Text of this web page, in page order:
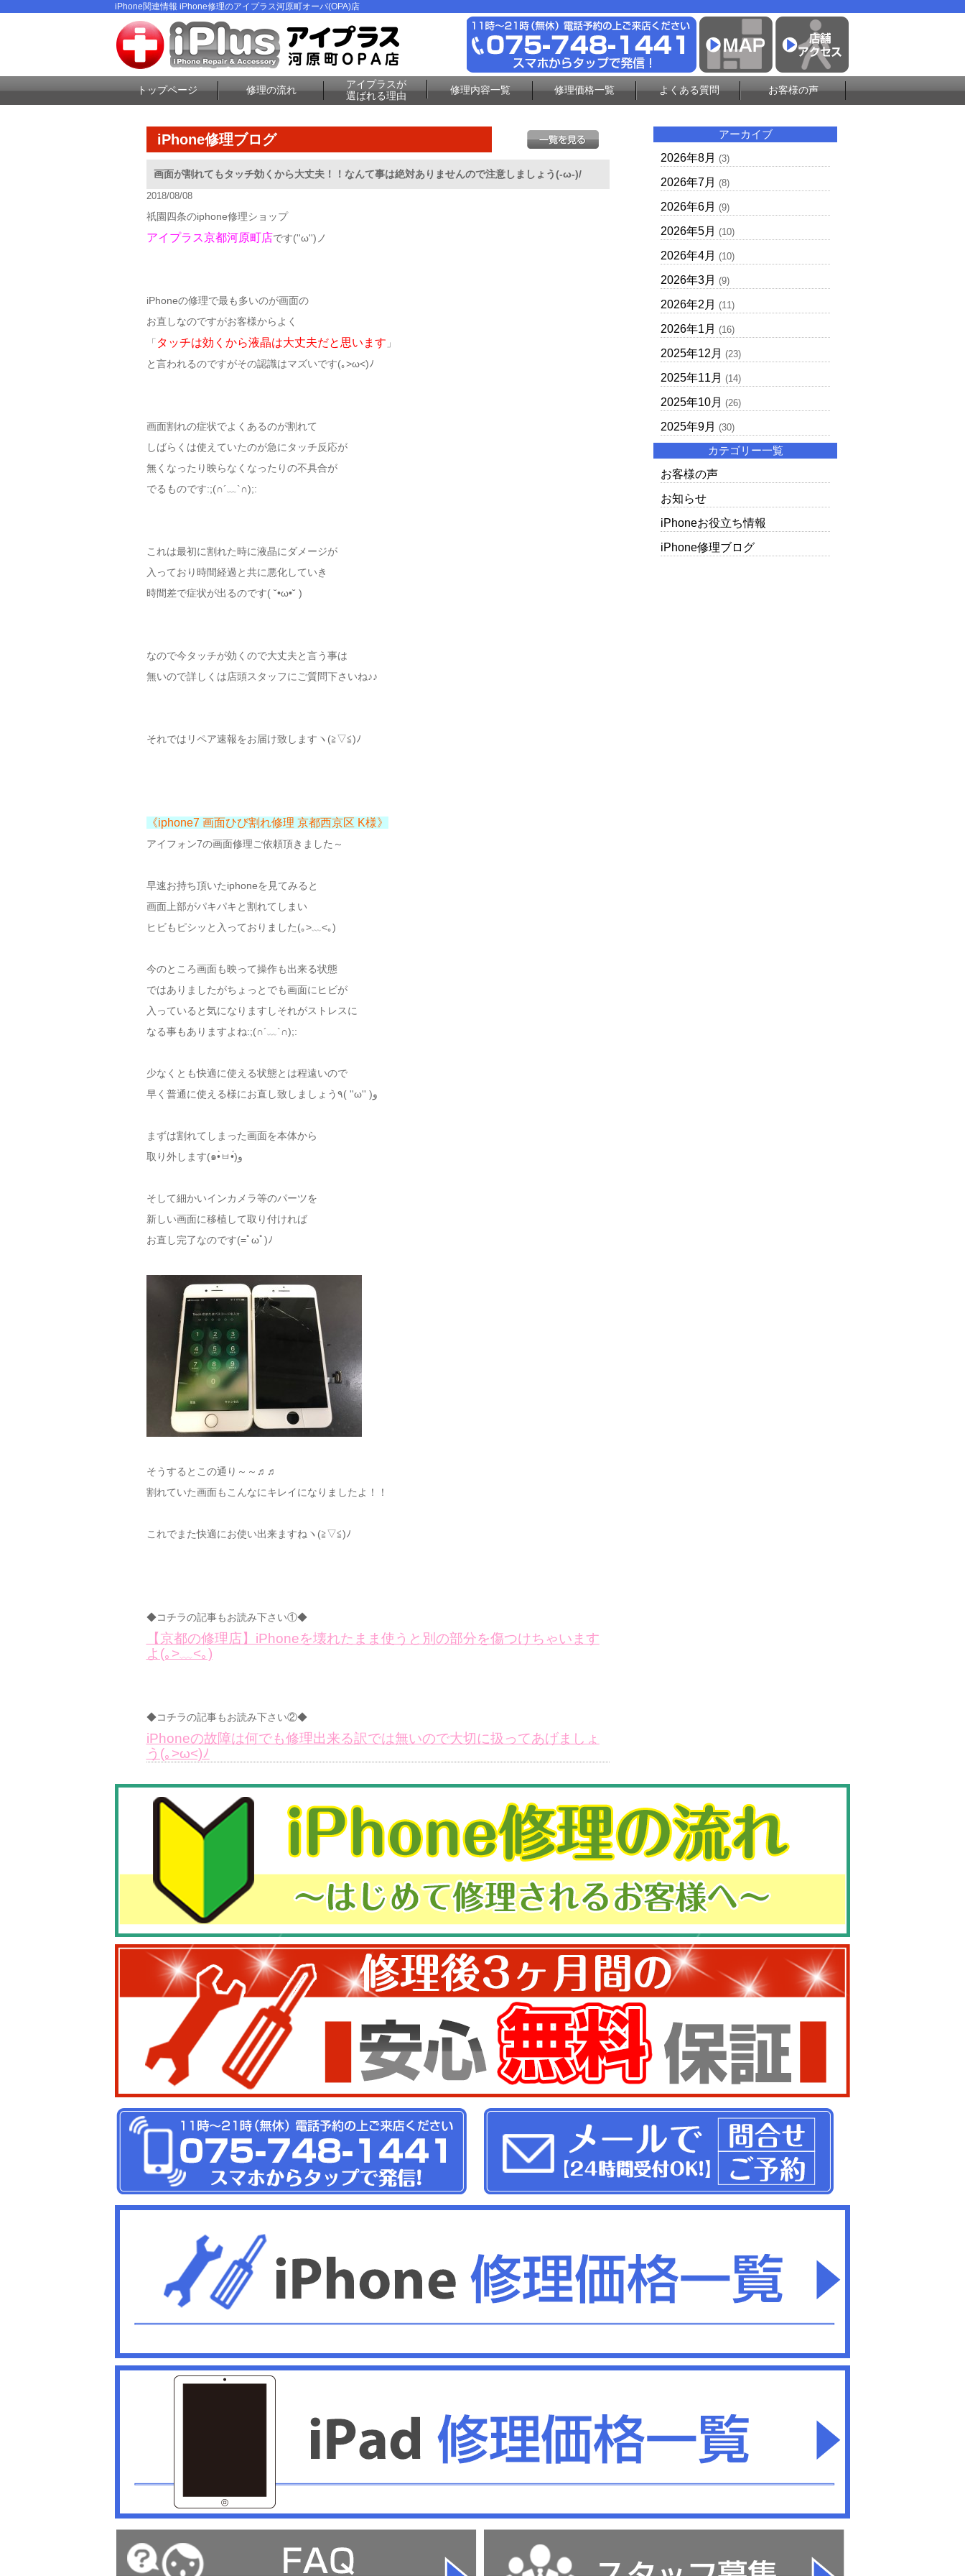
iPhone関連情報 iPhone修理のアイプラス河原町オーパ(OPA)店
トップページ 修理の流れ
アイプラスが
選ばれる理由
修理内容一覧 修理価格一覧 よくある質問 お客様の声
iPhone修理ブログ
画面が割れてもタッチ効くから大丈夫！！なんて事は絶対ありませんので注意しましょう(-ω-)/
2018/08/08
祇園四条のiphone修理ショップ
アイプラス京都河原町店です(''ω'')ノ
iPhoneの修理で最も多いのが画面の
お直しなのですがお客様からよく
「 タッチは効くから液晶は大丈夫だと思います 」
と言われるのですがその認識はマズいです(｡>ω<)ﾉ
画面割れの症状でよくあるのが割れて
しばらくは使えていたのが急にタッチ反応が
無くなったり映らなくなったりの不具合が
でるものです:;(∩´﹏`∩);:
これは最初に割れた時に液晶にダメージが
入っており時間経過と共に悪化していき
時間差で症状が出るのです( ˘•ω•˘ )
なので今タッチが効くので大丈夫と言う事は
無いので詳しくは店頭スタッフにご質問下さいね♪♪
それではリペア速報をお届け致しますヽ(≧▽≦)ﾉ
《iphone7 画面ひび割れ修理 京都西京区 K様》
アイフォン7の画面修理ご依頼頂きました～
早速お持ち頂いたiphoneを見てみると
画面上部がパキパキと割れてしまい
ヒビもピシッと入っておりました(｡>﹏<｡)
今のところ画面も映って操作も出来る状態
ではありましたがちょっとでも画面にヒビが
入っていると気になりますしそれがストレスに
なる事もありますよね:;(∩´﹏`∩);:
少なくとも快適に使える状態とは程遠いので
早く普通に使える様にお直し致しましょう٩( ''ω'' )و
まずは割れてしまった画面を本体から
取り外します(๑•̀ㅂ•́)و
そして細かいインカメラ等のパーツを
新しい画面に移植して取り付ければ
お直し完了なのです(=ﾟωﾟ)ﾉ
そうするとこの通り～～♬♬
割れていた画面もこんなにキレイになりましたよ！！
これでまた快適にお使い出来ますねヽ(≧▽≦)ﾉ
◆コチラの記事もお読み下さい①◆
【京都の修理店】iPhoneを壊れたまま使うと別の部分を傷つけちゃいます
よ(｡>﹏<｡)
◆コチラの記事もお読み下さい②◆
iPhoneの故障は何でも修理出来る訳では無いので大切に扱ってあげましょ
う(｡>ω<)ﾉ
アーカイブ
2026年8月 (3)
2026年7月 (8)
2026年6月 (9)
2026年5月 (10)
2026年4月 (10)
2026年3月 (9)
2026年2月 (11)
2026年1月 (16)
2025年12月 (23)
2025年11月 (14)
2025年10月 (26)
2025年9月 (30)
カテゴリー一覧
お客様の声
お知らせ
iPhoneお役立ち情報
iPhone修理ブログ